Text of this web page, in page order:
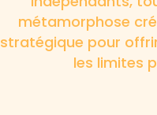
métamorphose
stratégique pour
les limites